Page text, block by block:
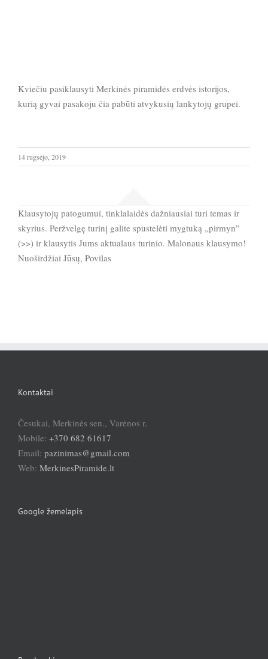
Kviečiu pasiklausyti Merkinės piramidės erdvės istorijos,
kurią gyvai pasakoju čia pabūti atvykusių lankytojų grupei.
14 rugsėjo, 2019
Klausytojų patogumui, tinklalaidės dažniausiai turi temas ir
skyrius. Peržvelgę turinį galite spustelėti mygtuką „pirmyn”
(>>) ir klausytis Jums aktualaus turinio. Malonaus klausymo!
Nuoširdžiai Jūsų, Povilas
Kontaktai
Česukai, Merkinės sen., Varėnos r.
Mobile: +370 682 61617
Email: pazinimas@gmail.com
Web: MerkinesPiramide.lt
Google žemėlapis